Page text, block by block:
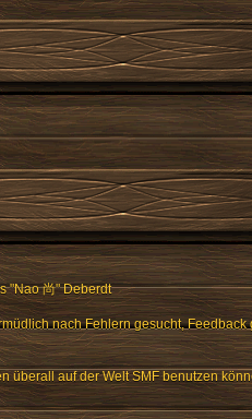
"Nao 尚" Deberdt
nach Fehlern gesucht,
überall auf der Welt SMF benutzen